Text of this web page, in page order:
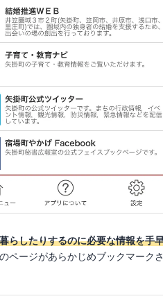
らしたりするのに必要な情報を手
ページがあらかじめブックマーク